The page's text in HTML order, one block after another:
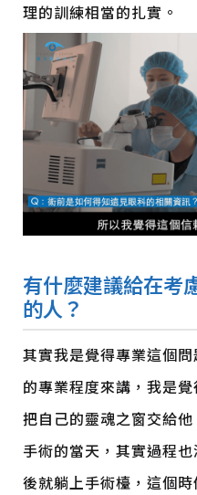
理的訓練相當的扎實。
有什麼建議給在考
的人？
其實我是覺得專業這個
的專業程度來講，我是
把自己的靈魂之窗交給
手術的當天，其實過程
後就躺上手術檯，這個